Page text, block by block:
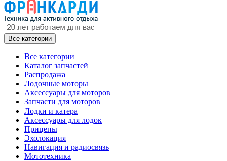
Все категории
Все категории
Каталог запчастей
Распродажа
Лодочные моторы
Аксессуары для моторов
Запчасти для моторов
Лодки и катера
Аксессуары для лодок
Прицепы
Эхолокация
Навигация и радиосвязь
Мототехника